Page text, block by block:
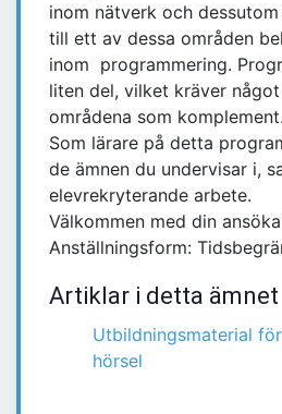
inom nätverk och
till ett av dessa områden
inom programmering.
liten del, vilket kräver
områdena som komplement.
Som lärare på detta
de ämnen du undervisar i,
elevrekryterande arbete.
Välkommen med din
Anställningsform:
Artiklar i detta ämnet
Utbildningsmaterial
hörsel